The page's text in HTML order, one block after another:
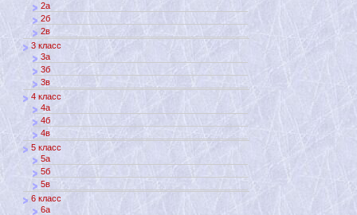
2а
2б
2в
3 класс
3а
3б
3в
4 класс
4а
4б
4в
5 класс
5а
5б
5в
6 класс
6а